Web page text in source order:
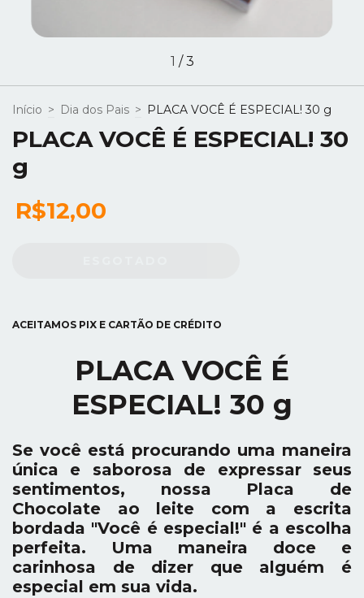
1 /3
Início > Dia dos Pais > PLACA VOCÊ É ESPECIAL! 30 g
PLACA VOCÊ É ESPECIAL! 30
g
R$12,00
ACEITAMOS PIX E CARTÃO DE CRÉDITO
PLACA VOCÊ É
ESPECIAL! 30 g
Se você está procurando uma maneira
única e saborosa de expressar seus
sentimentos, nossa Placa de
Chocolate ao leite com a escrita
bordada "Você é especial!" é a escolha
perfeita. Uma maneira doce e
carinhosa de dizer que alguém é
especial em sua vida.